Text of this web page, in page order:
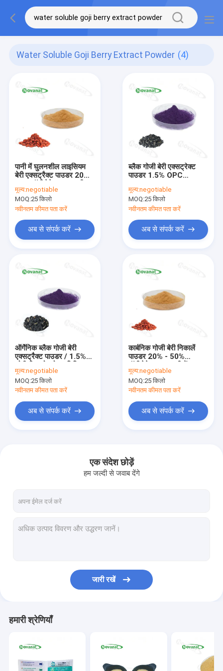
Water Soluble Goji Berry Extract Powder (4)
पानी में घुलनशील लाइसियम
बेरी एक्सट्रैक्ट पाउडर 20% -
लेबल
मूल्य:negotiable
MOQ:25 किलो
नवीनतम कीमत पता करें
अब से संपर्क करें
ब्लैक गोजी बेरी एक्सट्रेक्ट
पाउडर 1.5% OPC
/ एंटी-ऑक्सीडेंट संघटक
मूल्य:negotiable
MOQ:25 किलो
नवीनतम कीमत पता करें
अब से संपर्क करें
ऑर्गेनिक ब्लैक गोजी बेरी
एक्सट्रैक्ट पाउडर / 1.5%
एंटी-ऑक्सीडेंट संघटक
मूल्य:negotiable
MOQ:25 किलो
नवीनतम कीमत पता करें
अब से संपर्क करें
कार्बनिक गोजी बेरी निकालें
पाउडर 20% - 50%
घुलनशील / स्वच्छ लेबल
मूल्य:negotiable
MOQ:25 किलो
नवीनतम कीमत पता करें
अब से संपर्क करें
एक संदेश छोड़ें
हम जल्दी से जवाब देंगे
जारी रखें
हमारी श्रेणियाँ